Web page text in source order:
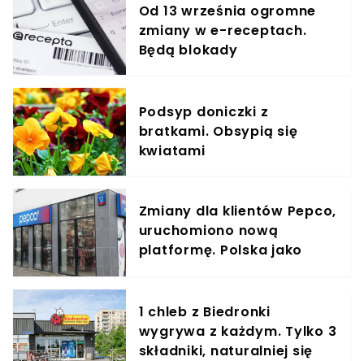
Od 13 września ogromne
zmiany w e-receptach.
Będą blokady
Podsyp doniczki z
bratkami. Obsypią się
kwiatami
Zmiany dla klientów Pepco,
uruchomiono nową
platformę. Polska jako
1 chleb z Biedronki
wygrywa z każdym. Tylko 3
składniki, naturalniej się